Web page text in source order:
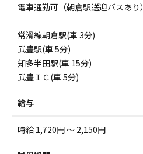
電車通勤可（朝倉駅送迎バスあり）
常滑線朝倉駅(車 3分)
武豊駅(車 5分)
知多半田駅(車 15分)
武豊ＩＣ(車 5分)
給与
時給 1,720円 ～ 2,150円